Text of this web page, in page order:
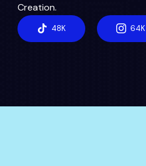
Creation.
48K 64K